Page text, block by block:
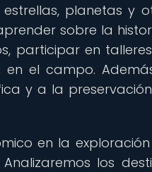
planetas y
sobre la
participar en
el campo.
y a la
en la
los